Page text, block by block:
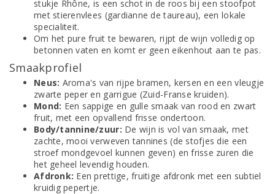
stukje Rhône, is een schot in de roos bij een stoofpot
met stierenvlees (gardianne de taureau), een lokale
specialiteit.
Om het pure fruit te bewaren, rijpt de wijn volledig op
betonnen vaten en komt er geen eikenhout aan te pas.
Smaakprofiel
Neus: Aroma's van rijpe bramen, kersen en een vleugje
zwarte peper en garrigue (Zuid-Franse kruiden).
Mond: Een sappige en gulle smaak van rood en zwart
fruit, met een opvallend frisse ondertoon.
Body/tannine/zuur: De wijn is vol van smaak, met
zachte, mooi verweven tannines (de stofjes die een
stroef mondgevoel kunnen geven) en frisse zuren die
het geheel levendig houden.
Afdronk: Een prettige, fruitige afdronk met een subtiel
kruidig pepertje.